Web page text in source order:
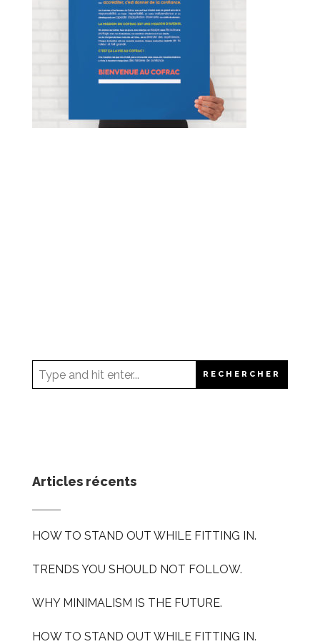
Articles récents
HOW TO STAND OUT WHILE FITTING IN.
TRENDS YOU SHOULD NOT FOLLOW.
WHY MINIMALISM IS THE FUTURE.
HOW TO STAND OUT WHILE FITTING IN.